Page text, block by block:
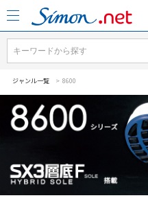
ジャンル一覧 > 8600